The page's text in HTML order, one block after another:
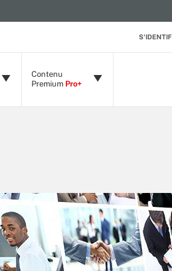
Contenu
Premium Pro+